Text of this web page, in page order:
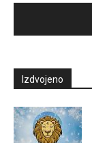
Izdvojeno